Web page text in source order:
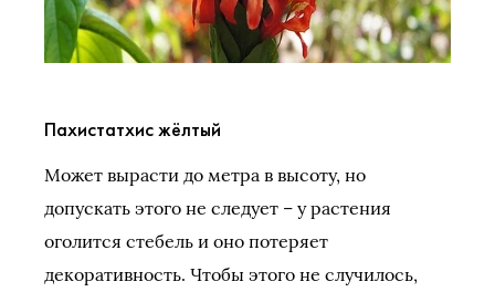
Пахистатхис жёлтый
Может вырасти до метра в высоту, но
допускать этого не следует – у растения
оголится стебель и оно потеряет
декоративность. Чтобы этого не случилось,